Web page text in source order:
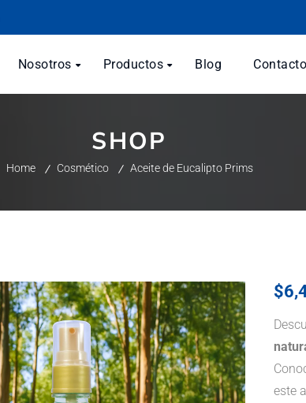
Nosotros Productos Blog Contacto
SHOP
Home Cosmético Aceite de Eucalipto Prims
$
este